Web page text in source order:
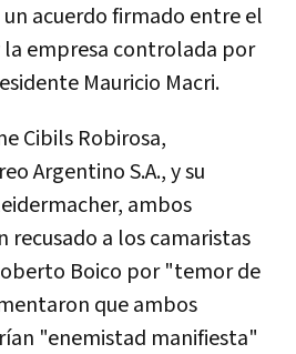
acuerdo firmado entre el
la empresa controlada por
Mauricio Macri.
Cibils Robirosa,
Argentino S.A., y su
ambos
recusado a los camaristas
Boico por "temor de
que ambos
"enemistad manifiesta"